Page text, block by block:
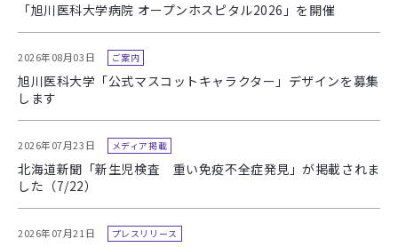
「旭川医科大学病院 オープンホスピタル2026」を開催
2026年08月03日 ご案内
旭川医科大学「公式マスコットキャラクター」デザインを募集
します
2026年07月23日 メディア掲載
北海道新聞「新生児検査 重い免疫不全症発見」が掲載されま
した（7/22）
2026年07月21日 プレスリリース